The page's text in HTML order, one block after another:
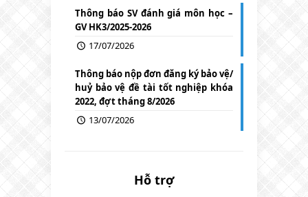
Thông báo SV đánh giá môn học –
GV HK3/2025-2026
17/07/2026
Thông báo nộp đơn đăng ký bảo vệ/
huỷ bảo vệ đề tài tốt nghiệp khóa
2022, đợt tháng 8/2026
13/07/2026
Hỗ trợ